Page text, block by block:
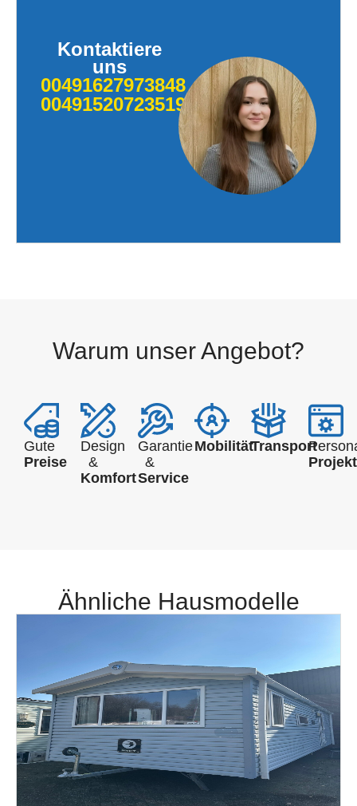
Kontaktiere
uns
00491627973848
004915207235190
Warum unser Angebot?
Gute
Preise
Design
&
Komfort
Garantie
&
Service
MobilitätTransport
Ähnliche Hausmodelle